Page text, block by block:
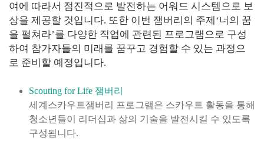
여에 따라서 점진적으로 발전하는 어워드 시스템으로 보
상을 제공할 것입니다. 또한 이번 잼버리의 주제‘너의 꿈
을 펼쳐라’를 다양한 직업에 관련된 프로그램으로 구성
하여 참가자들의 미래를 꿈꾸고 경험할 수 있는 과정으
로 준비할 예정입니다.
Scouting for Life 잼버리
세계스카우트잼버리 프로그램은 스카우트 활동을 통해
청소년들이 리더십과 삶의 기술을 발전시킬 수 있도록
구성됩니다.